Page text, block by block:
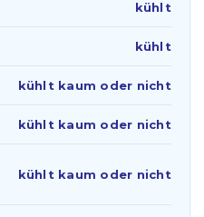
kühlt
kühlt
kühlt kaum oder nicht
kühlt kaum oder nicht
kühlt kaum oder nicht